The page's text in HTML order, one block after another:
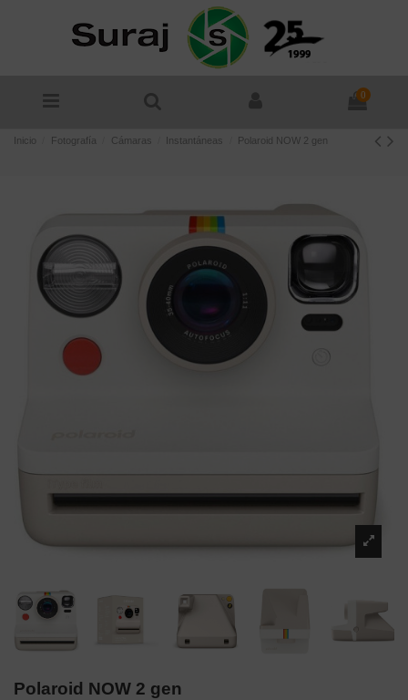
0
Inicio Fotografía Cámaras Instantáneas Polaroid NOW 2 gen
Polaroid NOW 2 gen